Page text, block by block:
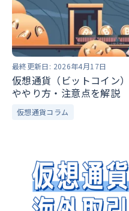
最終更新日: 2026年4月17日
仮想通貨（ビットコイン
ややり方・注意点を解説
仮想通貨コラム